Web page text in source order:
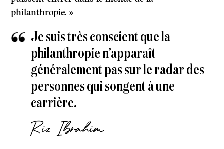
philanthropie. »
Je suis très conscient que la
philanthropie n’apparaît
généralement pas sur le radar des
personnes qui songent à une
carrière.
Riz Ibrahim